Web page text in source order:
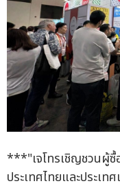
***"เจโทรเชิญชวนผู้ซื้
ประเทศไทยและประเ